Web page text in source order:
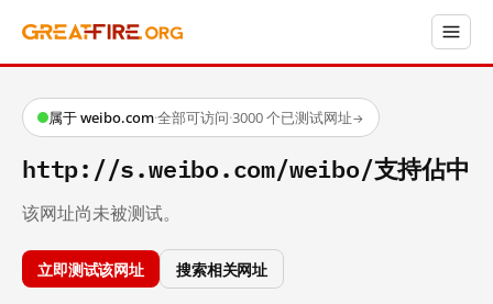
属于 weibo.com·全部可访问·3000 个已测试网址→
http://s.weibo.com/weibo/支持佔中
该网址尚未被测试。
立即测试该网址 搜索相关网址